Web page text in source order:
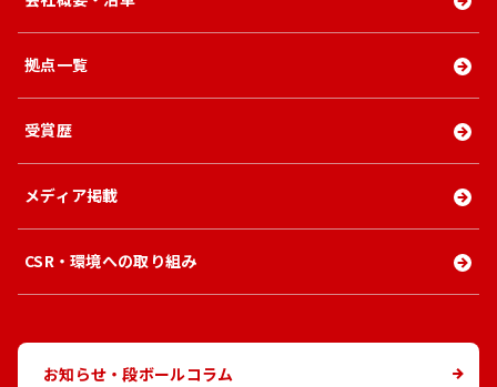
拠点一覧
受賞歴
メディア掲載
CSR・環境への取り組み
お知らせ・段ボールコラム